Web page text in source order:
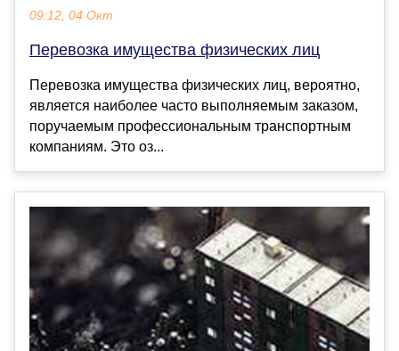
09:12, 04 Окт
Перевозка имущества физических лиц
Перевозка имущества физических лиц, вероятно,
является наиболее часто выполняемым заказом,
поручаемым профессиональным транспортным
компаниям. Это оз...